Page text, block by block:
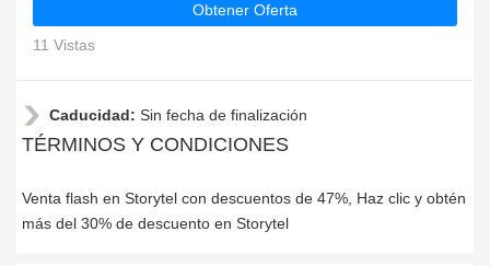
Obtener Oferta
11 Vistas
Caducidad: Sin fecha de finalización
TÉRMINOS Y CONDICIONES
Venta flash en Storytel con descuentos de 47%, Haz clic y obtén
más del 30% de descuento en Storytel